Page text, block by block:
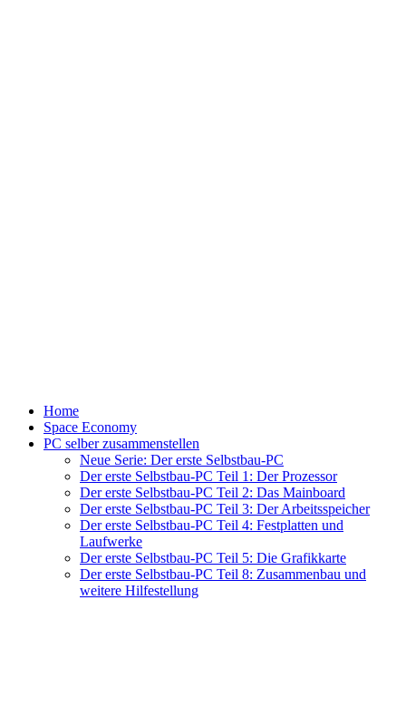
Home
Space Economy
PC selber zusammenstellen
Neue Serie: Der erste Selbstbau-PC
Der erste Selbstbau-PC Teil 1: Der Prozessor
Der erste Selbstbau-PC Teil 2: Das Mainboard
Der erste Selbstbau-PC Teil 3: Der Arbeitsspeicher
Der erste Selbstbau-PC Teil 4: Festplatten und
Laufwerke
Der erste Selbstbau-PC Teil 5: Die Grafikkarte
Der erste Selbstbau-PC Teil 8: Zusammenbau und
weitere Hilfestellung